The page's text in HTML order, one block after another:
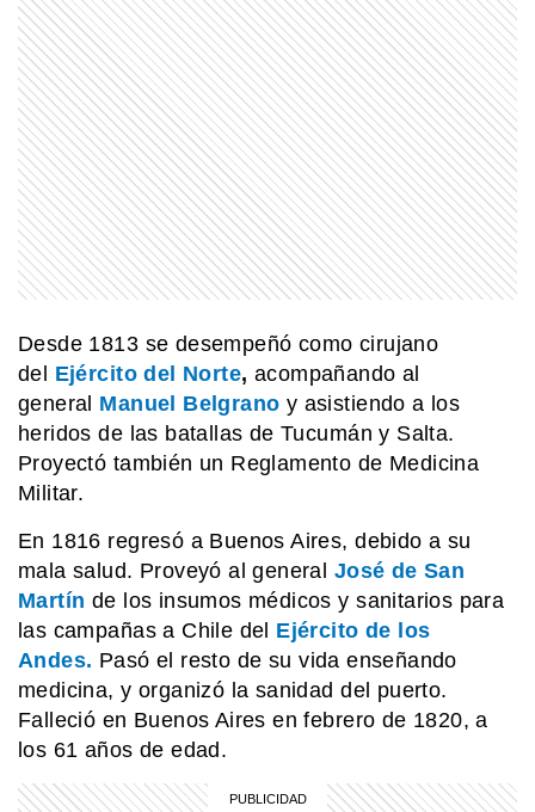
Desde 1813 se desempeñó como cirujano
del Ejército del Norte, acompañando al
general Manuel Belgrano y asistiendo a los
heridos de las batallas de Tucumán y Salta.
Proyectó también un Reglamento de Medicina
Militar.
En 1816 regresó a Buenos Aires, debido a su
mala salud. Proveyó al general José de San
Martín de los insumos médicos y sanitarios para
las campañas a Chile del Ejército de los
Andes. Pasó el resto de su vida enseñando
medicina, y organizó la sanidad del puerto.
Falleció en Buenos Aires en febrero de 1820, a
los 61 años de edad.
NATURALEZA
El secreto del albatros para volar
miles de kilómetros casi sin aletear
EL MUNDO
Así es el salar de Coipasa, uno de los
grandes paisajes de Bolivia
MI PAIS
entre Fangio y Sabato
SABER MAS
¿Por qué los perros dan vueltas antes
de dormir?